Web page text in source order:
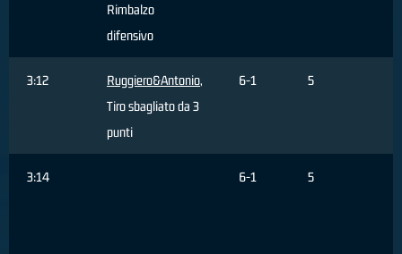
Rimbalzo
difensivo
3:12 Ruggiero&Antonio,
Tiro sbagliato da 3
punti
6-1 5
3:14 6-1 5